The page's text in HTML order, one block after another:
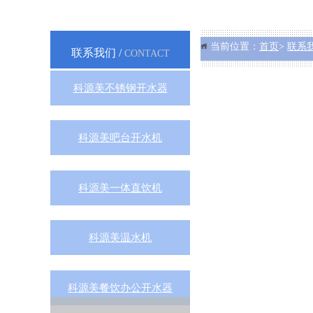
当前位置： 首页 > 联系
联系我们 / CONTACT
科源美不锈钢开水器
科源美吧台开水机
科源美一体直饮机
科源美温水机
科源美餐饮办公开水器